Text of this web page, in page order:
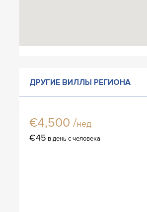
ДРУГИЕ ВИЛЛЫ РЕГИОНА
Вилла Елвина
€4,500 /нед
€45 в день с человека